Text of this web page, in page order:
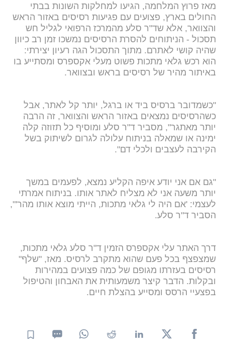
מאז פרוץ המלחמה, הגיעו למחלקות השונות בבתי
החולים בארץ, פצועים עם פגיעות רסיסים באזור הראש
והצוואר, אלא שד"ר סלע מהמרכז הרפואי לגליל חש
תסכול - הניתוחים להסרת הרסיסים נמשכו זמן רב כיוון
שהיה קושי לאתרם. מתוך התסכול הגה רעיון יצירתי:
הוא רכש גלאי מתכות פשוט מעלי אקספרס ומסתייע בו
באיתור מהיר של רסיסים בראש ובצוואר.
"כשמדובר ברסיס ביד או ברגל, יותר קל לאתר, אבל
כשהרסיסים נמצאים באזור הראש והצוואר, זה הרבה
יותר מאתגר", מסביר ד"ר סלע ומוסיף כל תזוזה קלה
ימינה או שמאלה בניתוח עלולה לגרום לשיתוק בשל
הקירבה לעצבים ולכלי דם".
"גם אם אני יודע איפה הקליע נמצא, לפעמים במשך
יותר משעה אני לא מצליח לאתר אותו. בניתוח אמרתי
לעצמי: 'אם היה לי גלאי מתכות, הייתי מוצא אותו מהר'",
הסביר ד"ר סלע.
דרך האתר עלי אקספרס הזמין ד"ר סלע גלאי מתכות,
שמצפצף בכל פעם שהוא מתקרב לרסיס. מאז, "שלף"
רסיסים בעזרתו מגופם של כמה פצועים במהירות
ובקלות. הדבר קיצר משמעותית את האבחון והטיפול
בפצעיי הרסס ומסייע בהצלת חיים.